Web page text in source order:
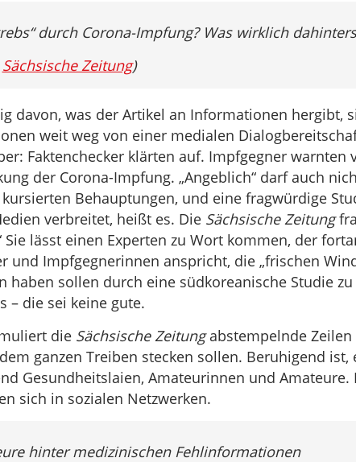
durch Corona-Impfung? Was wirklich
Sächsische Zeitung)
davon, was der Artikel an Informationen hergibt,
weit weg von einer medialen
Faktenchecker klärten auf. Impfgegner warnten
der Corona-Impfung. „Angeblich“ darf auch
Behauptungen, und eine fragwürdige
verbreitet, heißt es. Die Sächsische Zeitung
Sie lässt einen Experten zu Wort kommen, der
und Impfgegnerinnen anspricht, die „frischen
haben sollen durch eine südkoreanische Studie
– die sei keine gute.
die Sächsische Zeitungabstempelnde Zeilen
ganzen Treiben stecken sollen. Beruhigend ist,
Gesundheitslaien, Amateurinnen und Amateure.
sich in sozialen Netzwerken.
hinter medizinischen Fehlinformationen